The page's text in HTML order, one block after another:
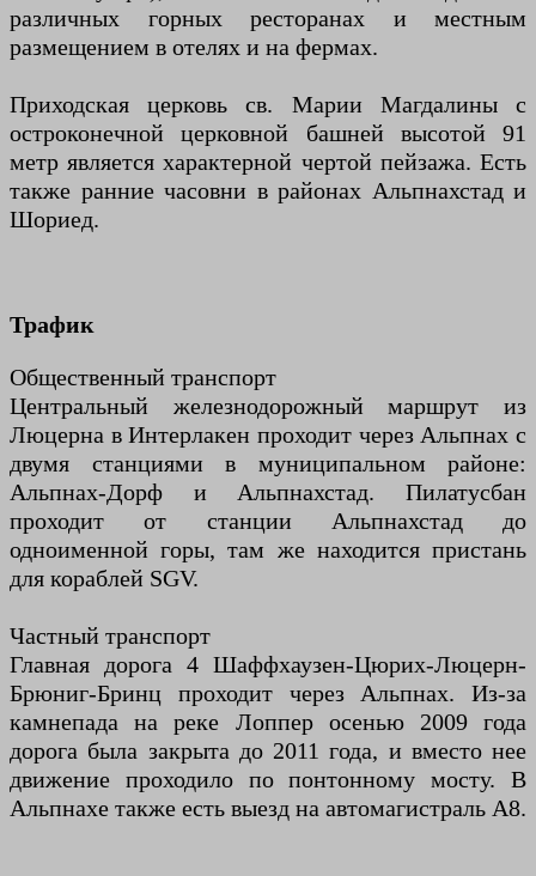
различных горных ресторанах и местным
размещением в отелях и на фермах.
Приходская церковь св. Марии Магдалины с
остроконечной церковной башней высотой 91
метр является характерной чертой пейзажа. Есть
также ранние часовни в районах Альпнахстад и
Шориед.
Трафик
Общественный транспорт
Центральный железнодорожный маршрут из
Люцерна в Интерлакен проходит через Альпнах с
двумя станциями в муниципальном районе:
Альпнах-Дорф и Альпнахстад. Пилатусбан
проходит от станции Альпнахстад до
одноименной горы, там же находится пристань
для кораблей SGV.
Частный транспорт
Главная дорога 4 Шаффхаузен-Цюрих-Люцерн-
Брюниг-Бринц проходит через Альпнах. Из-за
камнепада на реке Лоппер осенью 2009 года
дорога была закрыта до 2011 года, и вместо нее
движение проходило по понтонному мосту. В
Альпнахе также есть выезд на автомагистраль A8.